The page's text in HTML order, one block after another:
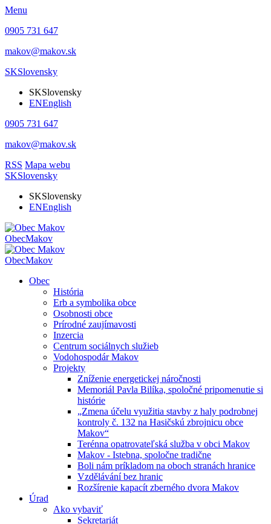
Menu
0905 731 647
makov@makov.sk
SKSlovensky
SKSlovensky
ENEnglish
0905 731 647
makov@makov.sk
RSS Mapa webu
SKSlovensky
SKSlovensky
ENEnglish
ObecMakov
ObecMakov
Obec
História
Erb a symbolika obce
Osobnosti obce
Prírodné zaujímavosti
Inzercia
Centrum sociálnych služieb
Vodohospodár Makov
Projekty
Zníženie energetickej náročnosti
Memoriál Pavla Bilíka, spoločné pripomenutie si
histórie
„Zmena účelu využitia stavby z haly podrobnej
kontroly č. 132 na Hasičskú zbrojnicu obce
Makov“
Terénna opatrovateľská služba v obci Makov
Makov - Istebna, spoločne tradične
Boli nám príkladom na oboch stranách hranice
Vzdělávání bez hranic
Rozšírenie kapacít zberného dvora Makov
Úrad
Ako vybaviť
Sekretariát